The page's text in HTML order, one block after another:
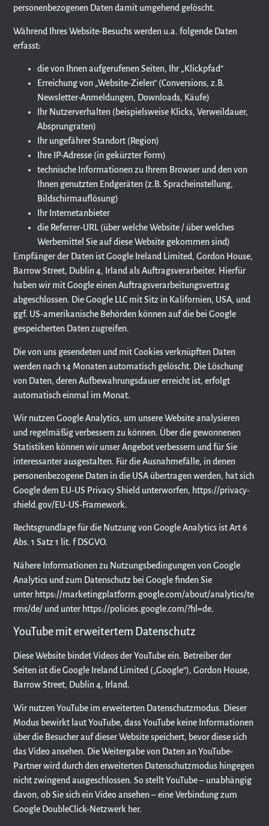
personenbezogenen Daten damit umgehend gelöscht.
Während Ihres Website-Besuchs werden u.a. folgende Daten
erfasst:
die von Ihnen aufgerufenen Seiten, Ihr „Klickpfad“
Erreichung von „Website-Zielen“ (Conversions, z.B.
Newsletter-Anmeldungen, Downloads, Käufe)
Ihr Nutzerverhalten (beispielsweise Klicks, Verweildauer,
Absprungraten)
Ihr ungefährer Standort (Region)
Ihre IP-Adresse (in gekürzter Form)
technische Informationen zu Ihrem Browser und den von
Ihnen genutzten Endgeräten (z.B. Spracheinstellung,
Bildschirmauflösung)
Ihr Internetanbieter
die Referrer-URL (über welche Website / über welches
Werbemittel Sie auf diese Website gekommen sind)
Empfänger der Daten ist Google Ireland Limited, Gordon House,
Barrow Street, Dublin 4, Irland als Auftragsverarbeiter. Hierfür
haben wir mit Google einen Auftragsverarbeitungsvertrag
abgeschlossen. Die Google LLC mit Sitz in Kalifornien, USA, und
ggf. US-amerikanische Behörden können auf die bei Google
gespeicherten Daten zugreifen.
Die von uns gesendeten und mit Cookies verknüpften Daten
werden nach 14 Monaten automatisch gelöscht. Die Löschung
von Daten, deren Aufbewahrungsdauer erreicht ist, erfolgt
automatisch einmal im Monat.
Wir nutzen Google Analytics, um unsere Website analysieren
und regelmäßig verbessern zu können. Über die gewonnenen
Statistiken können wir unser Angebot verbessern und für Sie
interessanter ausgestalten. Für die Ausnahmefälle, in denen
personenbezogene Daten in die USA übertragen werden, hat sich
Google dem EU-US Privacy Shield unterworfen, https://privacy-
shield.gov/EU-US-Framework.
Rechtsgrundlage für die Nutzung von Google Analytics ist Art 6
Abs. 1 Satz 1 lit. f DSGVO.
Nähere Informationen zu Nutzungsbedingungen von Google
Analytics und zum Datenschutz bei Google finden Sie
unter https://marketingplatform.google.com/about/analytics/te
rms/de/ und unter https://policies.google.com/?hl=de.
YouTube mit erweitertem Datenschutz
Diese Website bindet Videos der YouTube ein. Betreiber der
Seiten ist die Google Ireland Limited („Google“), Gordon House,
Barrow Street, Dublin 4, Irland.
Wir nutzen YouTube im erweiterten Datenschutzmodus. Dieser
Modus bewirkt laut YouTube, dass YouTube keine Informationen
über die Besucher auf dieser Website speichert, bevor diese sich
das Video ansehen. Die Weitergabe von Daten an YouTube-
Partner wird durch den erweiterten Datenschutzmodus hingegen
nicht zwingend ausgeschlossen. So stellt YouTube – unabhängig
davon, ob Sie sich ein Video ansehen – eine Verbindung zum
Google DoubleClick-Netzwerk her.